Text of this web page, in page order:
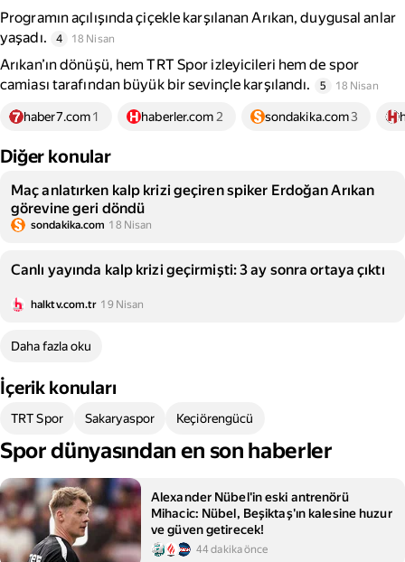
Programın açılışında çiçekle karşılanan Arıkan, duygusal anlar
yaşadı.
4 18 Nisan
Arıkan’ın dönüşü, hem TRT Spor izleyicileri hem de spor
camiası tarafından büyük bir sevinçle karşılandı.
5 18 Nisan
haber7.com1 haberler.com 2 sondakika.com3
Diğer konular
Maç anlatırken kalp krizi geçiren spiker Erdoğan Arıkan
görevine geri döndü
sondakika.com 18 Nisan
Canlı yayında kalp krizi geçirmişti: 3 ay sonra ortaya çıktı
halktv.com.tr 19 Nisan
Daha fazla oku
İçerik konuları
TRT Spor Sakaryaspor Keçiörengücü
Spor dünyasından en son haberler
Alexander Nübel'in eski antrenörü
Mihacic: Nübel, Beşiktaş'ın kalesine huzur
ve güven getirecek!
44 dakika önce